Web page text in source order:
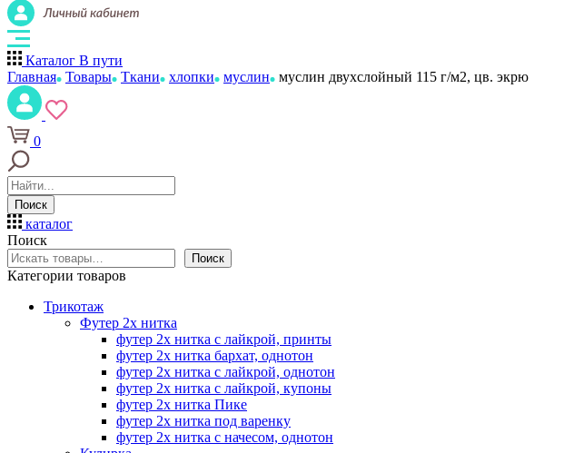
Каталог В пути
Главная Товары Ткани хлопки муслин муслин двухслойный 115 г/м2, цв. экрю
0
Поиск
каталог
Поиск
Поиск
Категории товаров
Трикотаж
Футер 2х нитка
футер 2х нитка с лайкрой, принты
футер 2х нитка бархат, однотон
футер 2х нитка с лайкрой, однотон
футер 2х нитка с лайкрой, купоны
футер 2х нитка Пике
футер 2х нитка под варенку
футер 2х нитка с начесом, однотон